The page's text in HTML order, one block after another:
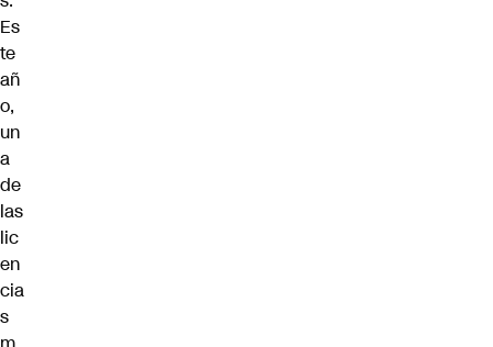
Es
te
añ
o,
un
a
de
las
lic
en
cia
s